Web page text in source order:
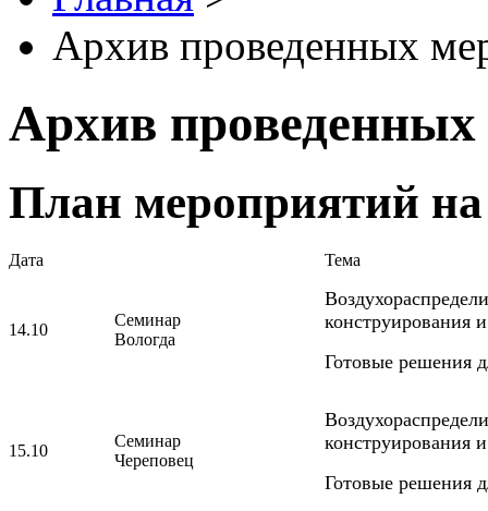
Архив проведенных
Архив
План мероприятий на
Дата Тема
14.10
Семинар
Вологда
конструирования
Готовые решения
15.10
Семинар
Череповец
конструирования
Готовые решения